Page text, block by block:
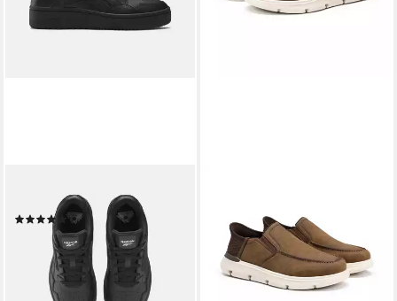
ATR CHILL Basketballschuh
(1)
ab 46,99 € UVP65,00 €
lieferbar - in 2-3 Werktagen bei dir
Retro Slip-On Sneaker mit
Dämpfung Freizeitschuhe
47,99 € UVP 73,99 €